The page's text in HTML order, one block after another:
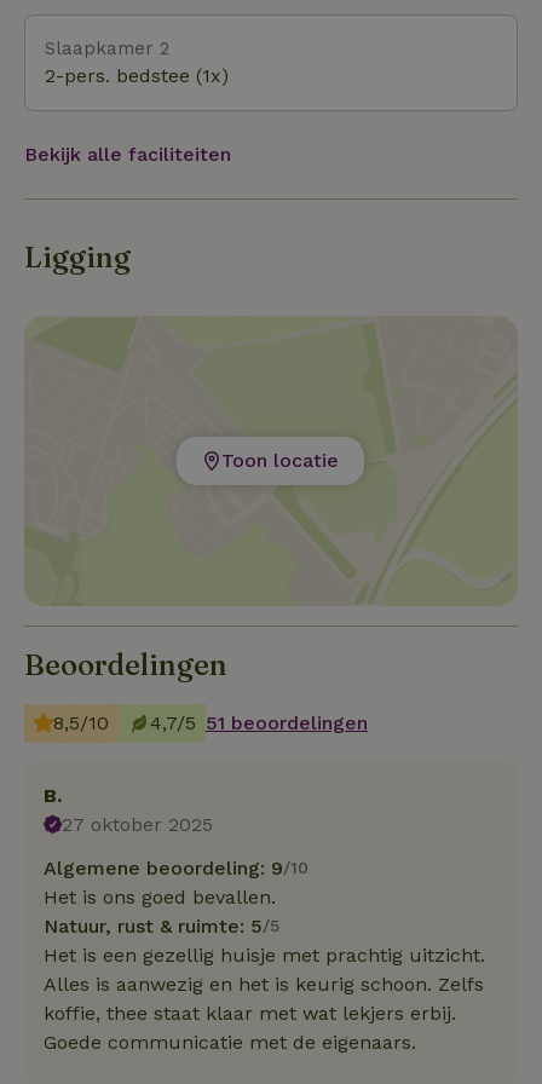
Slaapkamer 2
2-pers. bedstee (1x)
Bekijk alle faciliteiten
Ligging
Toon locatie
Beoordelingen
8,5/10 4,7/5 51 beoordelingen
B.
27 oktober 2025
Algemene beoordeling: 9/10
Het is ons goed bevallen.
Natuur, rust & ruimte: 5/5
Het is een gezellig huisje met prachtig uitzicht.
Alles is aanwezig en het is keurig schoon. Zelfs
koffie, thee staat klaar met wat lekjers erbij.
Goede communicatie met de eigenaars.